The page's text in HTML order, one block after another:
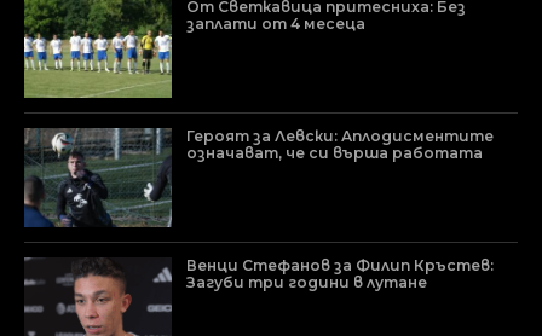
От Светкавица притесниха: Без
заплати от 4 месеца
Героят за Левски: Аплодисментите
означават, че си върша работата
Венци Стефанов за Филип Кръстев:
Загуби три години в лутане